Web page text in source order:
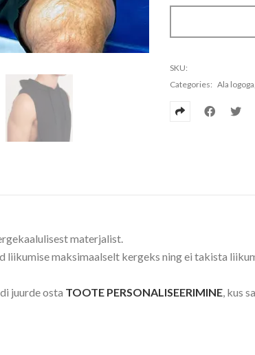
SKU:
Categories: Ala logoga
materjalist.
liikumise maksimaalselt kergeks ning ei takista
juurde osta TOOTE PERSONALISEERIMINE, kus